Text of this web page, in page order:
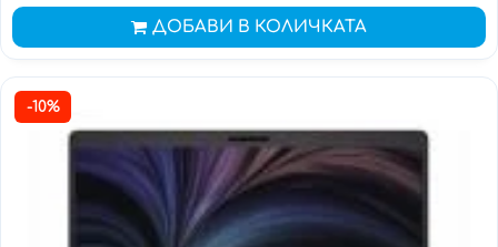
ДОБАВИ В КОЛИЧКАТА
-10%